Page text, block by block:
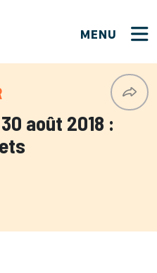
MENU
août 2018 :
FERMER
proposer ?
tweets
sélection